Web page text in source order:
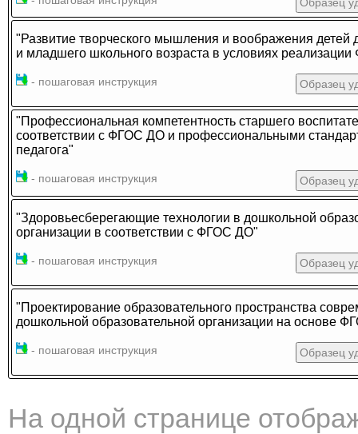
"Развитие творческого мышления и воображения детей
и младшего школьного возраста в условиях
- пошаговая инструкция Образец
"Профессиональная компетентность старшего
соответствии с ФГОС ДО и профессиональными
педагога"
- пошаговая инструкция Образец
"Здоровьесберегающие технологии в дошкольной
организации в соответствии с ФГОС ДО"
- пошаговая инструкция Образец
"Проектирование образовательного пространства
дошкольной образовательной организации на основе
- пошаговая инструкция Образец
На одной странице